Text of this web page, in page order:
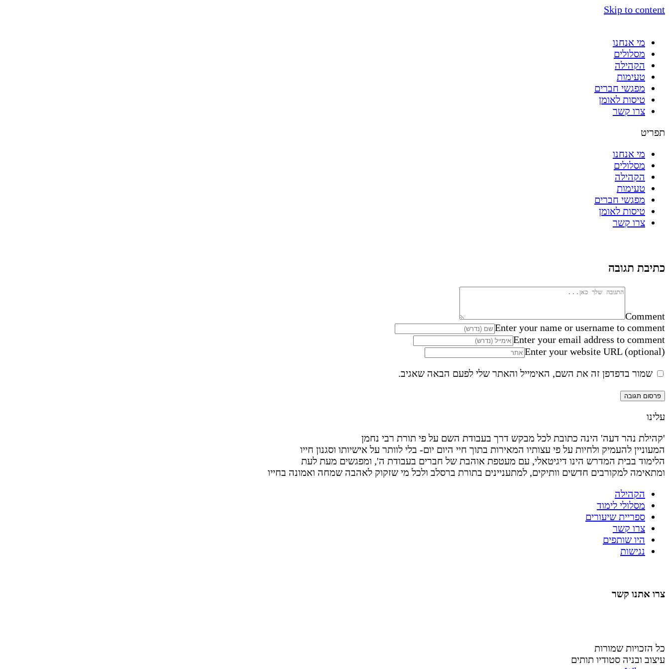
Skip to content
מי אנחנו
מסלולים
הקהילה
טעימות
מפגשי חברים
טיסות לאומן
צרו קשר
תפריט
מי אנחנו
מסלולים
הקהילה
טעימות
מפגשי חברים
טיסות לאומן
צרו קשר
כתיבת תגובה
Comment
Enter your name or username to comment
Enter your email address to comment
Enter your website URL (optional)
שמור בדפדפן זה את השם, האימייל והאתר שלי לפעם הבאה שאגיב.
עלינו
'קהילת נהר דעה' הינה כתובת לכל מבקש דרך בעבודת השם על פי תורת רבי נחמן
המעוניין להעמיק ולחיות על פי עצותיו המאירות בתוך חיי היום יום- בלי לוותר על אישיותו וסגנון חייו
הלימוד בבית המדרש הינו דיגיטאלי, עם מעטפת אוהבת של חברים בעבודת ה', ומפגשים מעת לעת
ומתאימה למקורבים חדשים וותיקים, למתעניינים בתורת ברסלב ולכל מי שזקוק לאהבה שמחה ואמונה בחייו
הקהילה
מסלולי לימוד
ספריית שיעורים
צרו קשר
היו שותפים
נגישות
צרו אתנו קשר
כל הזכויות שמורות
עיצוב ובניה סטודיו תותים